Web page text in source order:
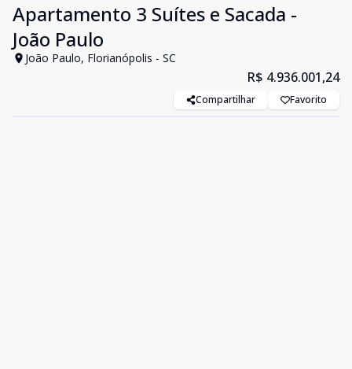
Apartamento 3 Suítes e Sacada -
João Paulo
João Paulo, Florianópolis - SC
R$ 4.936.001,24
Compartilhar Favorito